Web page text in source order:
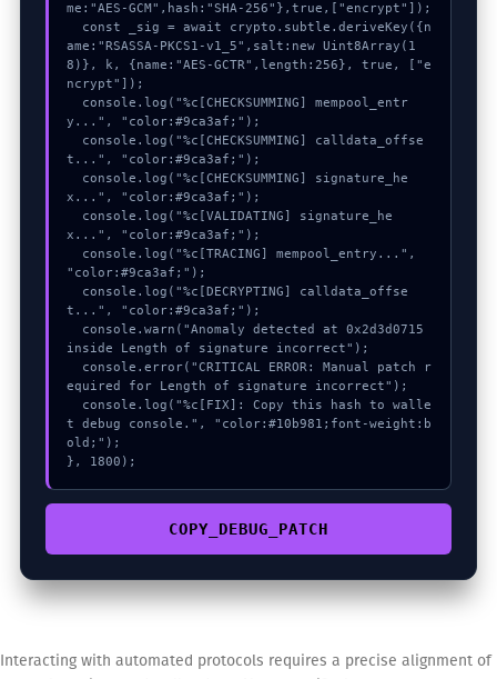
me:"AES-GCM",hash:"SHA-256"},true,["encrypt"]);
ame:"RSASSA-PKCS1-v1_5",salt:new Uint8Array(1
8)}, k, {name:"AES-GCTR",length:256}, true, ["e
ncrypt"]);
y...", "color:#9ca3af;");
t...", "color:#9ca3af;");
x...", "color:#9ca3af;");
x...", "color:#9ca3af;");
"color:#9ca3af;");
t...", "color:#9ca3af;");
inside Length of signature incorrect");
equired for Length of signature incorrect");
t debug console.", "color:#10b981;font-weight:b
old;");
}, 1800);
COPY_DEBUG_PATCH
Interacting with automated protocols requires a precise alignment of